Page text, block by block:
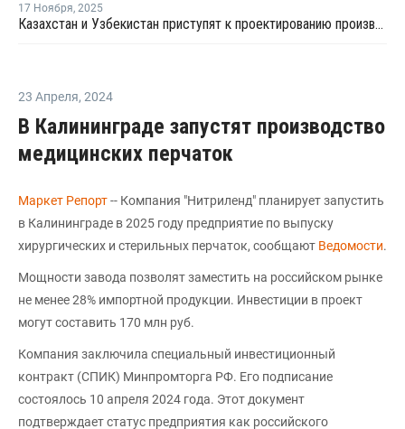
17 Ноября, 2025
Казахстан и Узбекистан приступят к проектированию производства линейного алкилбензола
23 Апреля, 2024
В Калининграде запустят производство
медицинских перчаток
Маркет Репорт-- Компания "Нитриленд" планирует запустить
в Калининграде в 2025 году предприятие по выпуску
хирургических и стерильных перчаток, сообщают Ведомости.
Мощности завода позволят заместить на российском рынке
не менее 28% импортной продукции. Инвестиции в проект
могут составить 170 млн руб.
Компания заключила специальный инвестиционный
контракт (СПИК) Минпромторга РФ. Его подписание
состоялось 10 апреля 2024 года. Этот документ
подтверждает статус предприятия как российского